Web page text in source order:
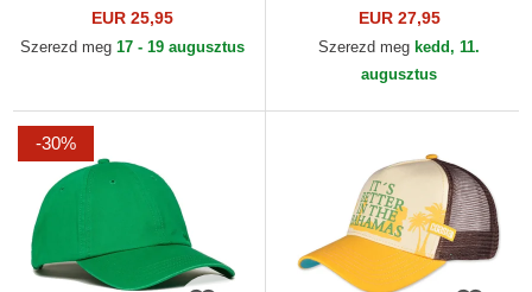
Angeles Dodgers MLB New
Era
EUR 25,95
Szerezd meg 17 - 19 augusztus
York Yankees MLB 47 Brand
EUR 27,95
Szerezd meg kedd, 11.
augusztus
-30%